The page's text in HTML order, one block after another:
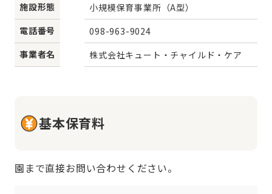
施設形態
小規模保育事業所（A型）
電話番号
098-963-9024
事業者名
株式会社キュート・チャイルド・ケア
基本保育料
園まで直接お問い合わせください。